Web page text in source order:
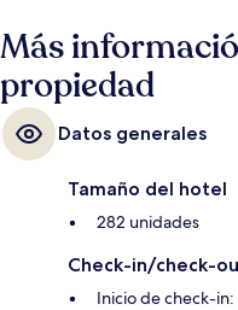
Más
propiedad
Datos generales
Tamaño del hotel
282 unidades
Check-in/check-
Inicio de check-